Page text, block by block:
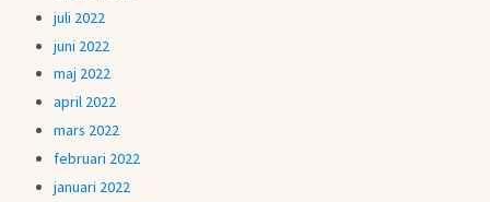
juli 2022
juni 2022
maj 2022
april 2022
mars 2022
februari 2022
januari 2022